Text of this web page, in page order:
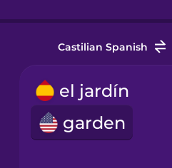
Castilian Spanish
el jardín
garden